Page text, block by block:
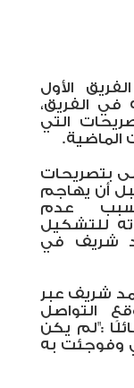
الأول
في الفريق،
التي
الماضية.
بتصريحات
أن يهاجم
عدم
للتشكيل
شريف في
شريف عبر
التواصل
:"لم يكن
وفوجئت به